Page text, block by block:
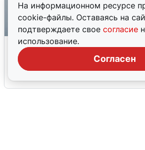
На информационном ресурсе
cookie-файлы. Оставаясь на
подтверждаете свое согласие
использование.
Согласен
Ракетная опасность в
области: что известно